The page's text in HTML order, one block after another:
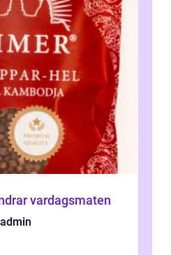
vardagsmaten
admin